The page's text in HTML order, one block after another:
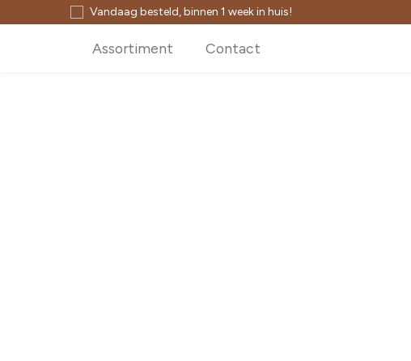
Vandaag besteld, binnen 1 week in huis!
Assortiment Contact